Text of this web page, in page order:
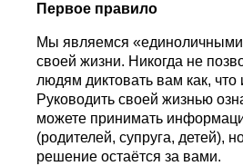
Первое правило
Мы являемся
своей жизни. Никогда не
людям диктовать вам как, что
Руководить своей жизнью
можете принимать
(родителей, супруга, детей),
решение остаётся за вами.